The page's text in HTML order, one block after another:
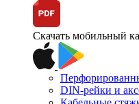
Скачать мобильный
DIN-рейки и